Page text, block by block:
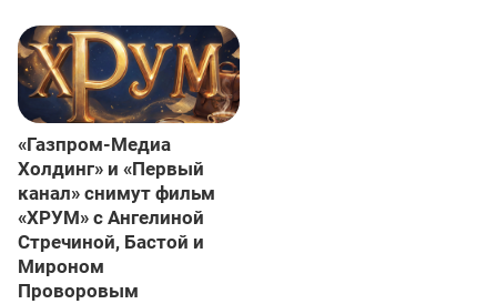
«Газпром-Медиа
Холдинг» и «Первый
канал» снимут фильм
«ХРУМ» с Ангелиной
Стречиной, Бастой и
Мироном
Проворовым